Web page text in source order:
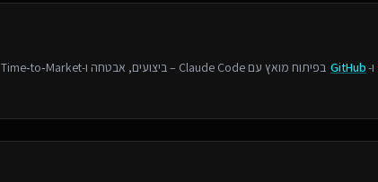
ו-GitHub
בפיתוח מואץ עם Claude Code – ביצועים, אבטחה ו‑Time‑to‑Market